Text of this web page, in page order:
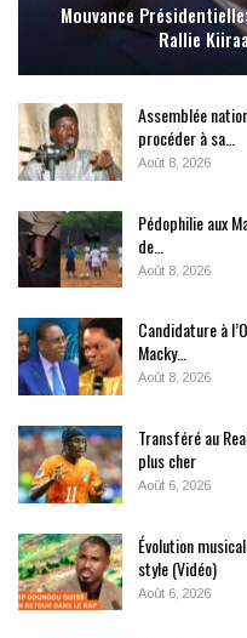
Mouvance
Rallie
Assemblée
procéder à sa…
Août 8, 2026
Pédophilie aux
de…
Août 8, 2026
Candidature à
Macky…
Août 8, 2026
Transféré au
plus cher
Août 6, 2026
Évolution
style (Vidéo)
Août 6, 2026